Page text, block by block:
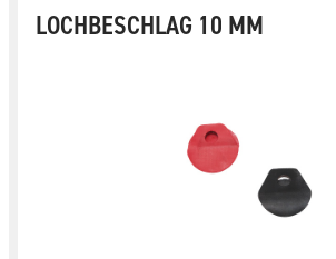
LOCHBESCHLAG 10 MM